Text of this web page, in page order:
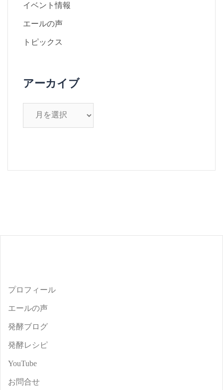
イベント情報
エールの声
トピックス
アーカイブ
プロフィール
エールの声
発酵ブログ
発酵レシピ
YouTube
お問合せ